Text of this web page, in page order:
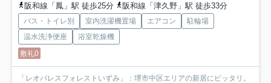
阪和線「鳳」駅 徒歩25分
阪和線「津久野」駅 徒歩33分
バス・トイレ別 室内洗濯機置場 エアコン
駐輪場
温水洗浄便座
浴室乾燥機
敷礼0
「レオパレスフォレストいずみ」：堺市中区エリアの新居にピッタリ。